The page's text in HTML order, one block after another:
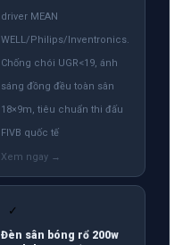
driver MEAN
WELL/Philips/Inventronics.
Chống chói UGR<19, ánh
sáng đồng đều toàn sân
18×9m, tiêu chuẩn thi đấu
FIVB quốc tế
✓
Đèn sân bóng rổ 200w